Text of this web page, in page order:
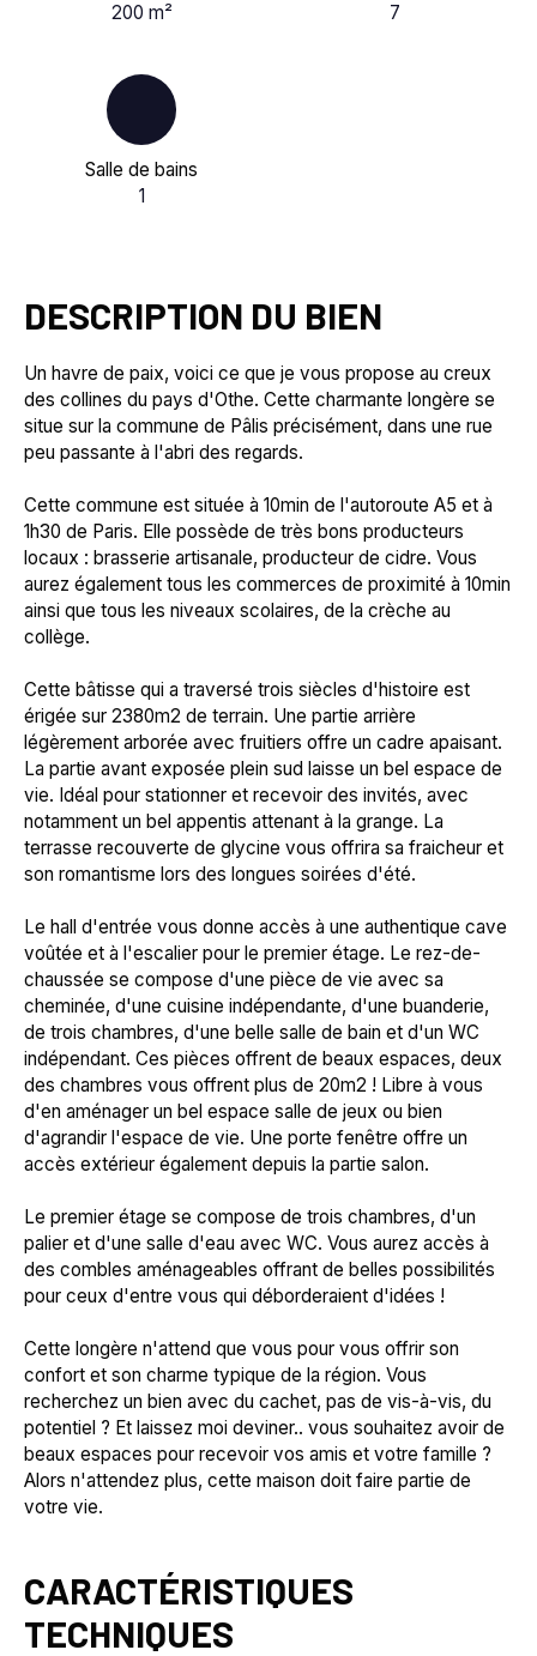
200 m²
7
Salle de bains
1
DESCRIPTION DU BIEN
Un havre de paix, voici ce que je vous propose au creux
des collines du pays d'Othe. Cette charmante longère se
situe sur la commune de Pâlis précisément, dans une rue
peu passante à l'abri des regards.
Cette commune est située à 10min de l'autoroute A5 et à
1h30 de Paris. Elle possède de très bons producteurs
locaux : brasserie artisanale, producteur de cidre. Vous
aurez également tous les commerces de proximité à 10min
ainsi que tous les niveaux scolaires, de la crèche au
collège.
Cette bâtisse qui a traversé trois siècles d'histoire est
érigée sur 2380m2 de terrain. Une partie arrière
légèrement arborée avec fruitiers offre un cadre apaisant.
La partie avant exposée plein sud laisse un bel espace de
vie. Idéal pour stationner et recevoir des invités, avec
notamment un bel appentis attenant à la grange. La
terrasse recouverte de glycine vous offrira sa fraicheur et
son romantisme lors des longues soirées d'été.
Le hall d'entrée vous donne accès à une authentique cave
voûtée et à l'escalier pour le premier étage. Le rez-de-
chaussée se compose d'une pièce de vie avec sa
cheminée, d'une cuisine indépendante, d'une buanderie,
de trois chambres, d'une belle salle de bain et d'un WC
indépendant. Ces pièces offrent de beaux espaces, deux
des chambres vous offrent plus de 20m2 ! Libre à vous
d'en aménager un bel espace salle de jeux ou bien
d'agrandir l'espace de vie. Une porte fenêtre offre un
accès extérieur également depuis la partie salon.
Le premier étage se compose de trois chambres, d'un
palier et d'une salle d'eau avec WC. Vous aurez accès à
des combles aménageables offrant de belles possibilités
pour ceux d'entre vous qui déborderaient d'idées !
Cette longère n'attend que vous pour vous offrir son
confort et son charme typique de la région. Vous
recherchez un bien avec du cachet, pas de vis-à-vis, du
potentiel ? Et laissez moi deviner.. vous souhaitez avoir de
beaux espaces pour recevoir vos amis et votre famille ?
Alors n'attendez plus, cette maison doit faire partie de
votre vie.
CARACTÉRISTIQUES
TECHNIQUES